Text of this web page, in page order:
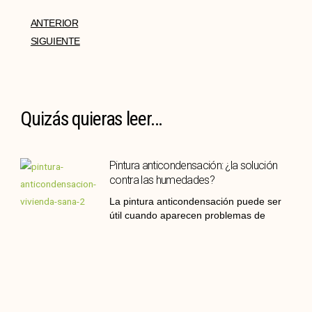
ANTERIOR
SIGUIENTE
Quizás quieras leer...
Pintura anticondensación: ¿la solución
contra las humedades?
La pintura anticondensación puede ser
útil cuando aparecen problemas de